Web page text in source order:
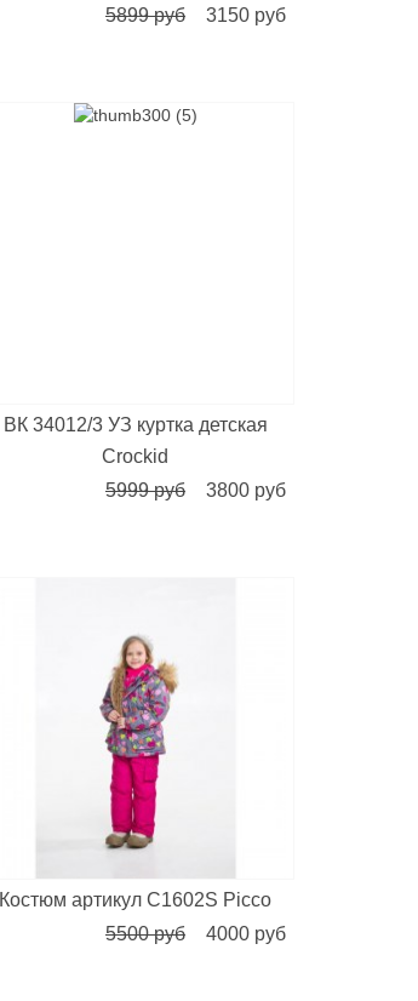
5899 руб
3150 руб
ВК 34012/3 УЗ куртка детcкая
Crockid
5999 руб
3800 руб
Костюм артикул C1602S Picco
5500 руб
4000 руб